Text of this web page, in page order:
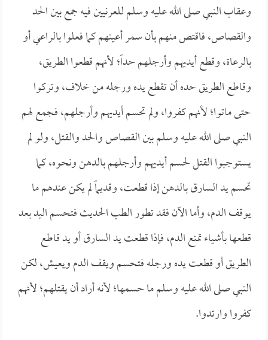
وعقاب النبي صلى الله عليه وسلم للعرنيين فيه جمع بين الحد
والقصاص، فاقتص منهم بأن سمر أعينهم كما فعلوا بالراعي أو
بالرعاة، وقطع أيديهم وأرجلهم حداً؛ لأنهم قطعوا الطريق،
وقاطع الطريق حده أن تقطع يده ورجله من خلاف، وتركوا
حتى ماتوا؛ لأنهم كفروا، ولم تحسم أيديهم وأرجلهم، فجمع لهم
النبي صلى الله عليه وسلم بين القصاص والحد والقتل، ولو لم
يستوجبوا القتل لحسم أيديهم وأرجلهم بالدهن ونحوه، كما
تحسم يد السارق بالدهن إذا قطعت، وقديماً لم يكن عندهم ما
يوقف الدم، وأما الآن فقد تطور الطب الحديث فتحسم اليد بعد
قطعها بأشياء تمنع الدم، فإذا قطعت يد السارق أو يد قاطع
الطريق أو قطعت يده ورجله فتحسم ويقف الدم ويعيش، لكن
النبي صلى الله عليه وسلم ما حسمها؛ لأنه أراد أن يقتلهم؛ لأنهم
كفروا وارتدوا.